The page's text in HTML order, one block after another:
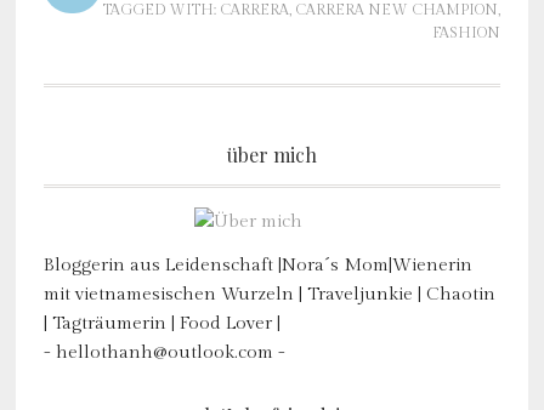
TAGGED WITH: CARRERA, CARRERA NEW CHAMPION,
FASHION
über mich
Bloggerin aus Leidenschaft |Nora´s Mom|Wienerin
mit vietnamesischen Wurzeln | Traveljunkie | Chaotin
| Tagträumerin | Food Lover |
- hellothanh@outlook.com -